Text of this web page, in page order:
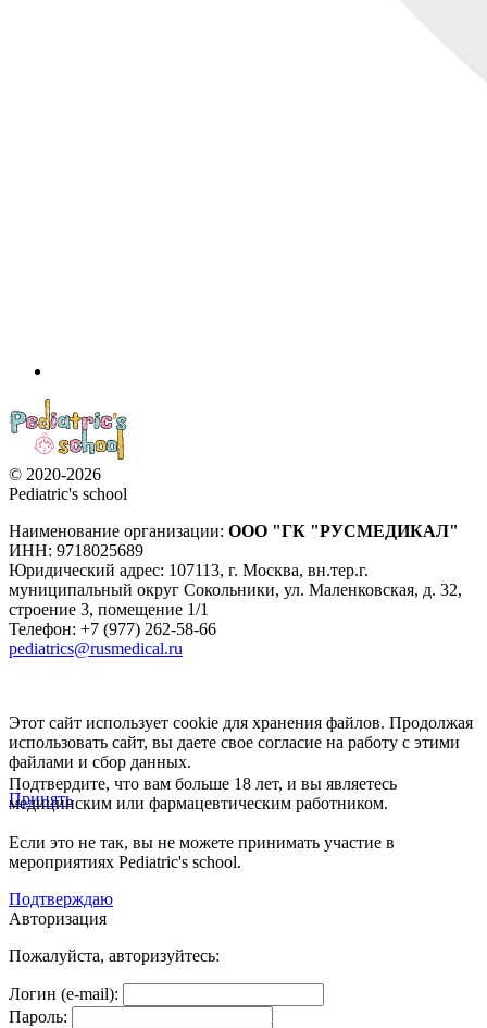
© 2020-2026
Pediatric's school
Наименование организации: ООО "ГК "РУСМЕДИКАЛ"
ИНН: 9718025689
Юридический адрес: 107113, г. Москва, вн.тер.г.
муниципальный округ Сокольники, ул. Маленковская, д. 32,
строение 3, помещение 1/1
Телефон: +7 (977) 262-58-66
pediatrics@rusmedical.ru
Этот сайт использует cookie для хранения файлов. Продолжая
использовать сайт, вы даете свое согласие на работу с этими
файлами и сбор данных.
Принять
Подтвердите, что вам больше 18 лет, и вы являетесь
медицинским или фармацевтическим работником.
Если это не так, вы не можете принимать участие в
мероприятиях Pediatric's school.
Подтверждаю
Авторизация
Пожалуйста, авторизуйтесь:
Логин (e-mail):
Пароль: